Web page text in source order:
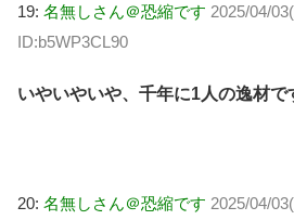
19: 名無しさん＠恐縮です 2025/04/
ID:b5WP3CL90
いやいやいや、千年に1人の逸材で
20: 名無しさん＠恐縮です 2025/04/